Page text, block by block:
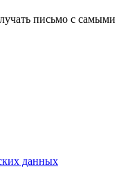
письмо с самыми
данных